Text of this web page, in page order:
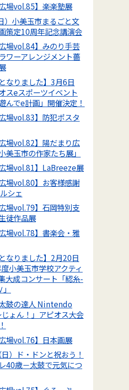
場vol.85】楽楽塾展
）小美玉市まるごと文
策定10周年記念講演会
場vol.84】みのり手芸
ワーアレンジメント薔
なりました】3月6日
スeスポーツイベント
んでe計画」開催決定！
場vol.83】防犯ポスタ
場vol.82】陽だまり広
美玉市の作家たち展」
広場vol.81】LaBreeze展
場vol.80】お客様感謝
シェ
場vol.79】石岡特別支
徒作品展
場vol.78】書楽会・雅
なりました】2月20日
小美玉市学校アクティ
大成コンサート「綛糸-
太鼓の達人 Nintendo
ょん！」アピオス大会
場vol.76】日本画展
）ド・ドンと祝おう！
40歳－太鼓で元気につ